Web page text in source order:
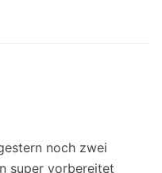
noch zwei
super vorbereitet